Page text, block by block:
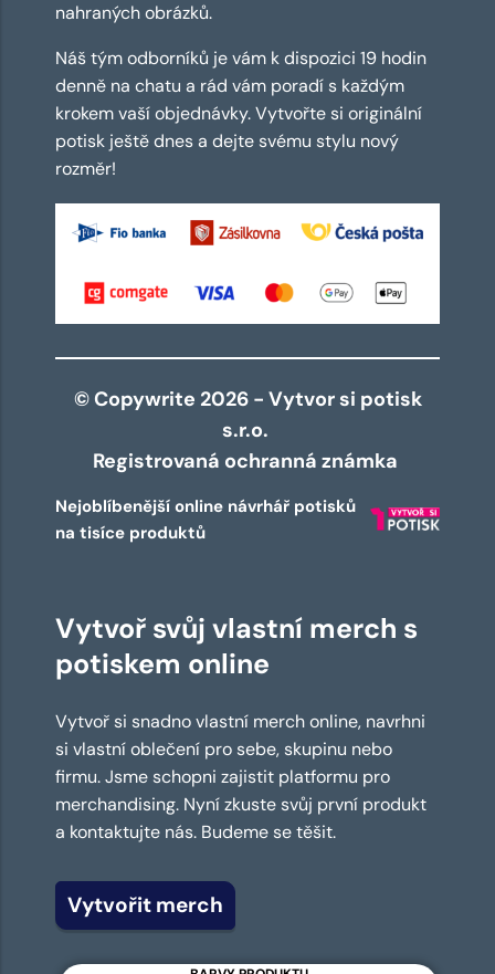
nahraných obrázků.
Náš tým odborníků je vám k dispozici 19 hodin
denně na chatu a rád vám poradí s každým
krokem vaší objednávky. Vytvořte si originální
potisk ještě dnes a dejte svému stylu nový
rozměr!
© Copywrite 2026 - Vytvor si potisk
s.r.o.
Registrovaná ochranná známka
Nejoblíbenější online návrhář potisků
na tisíce produktů
Vytvoř svůj vlastní merch s
potiskem online
Vytvoř si snadno vlastní merch online, navrhni
si vlastní oblečení pro sebe, skupinu nebo
firmu. Jsme schopni zajistit platformu pro
merchandising. Nyní zkuste svůj první produkt
a kontaktujte nás. Budeme se těšit.
Vytvořit merch